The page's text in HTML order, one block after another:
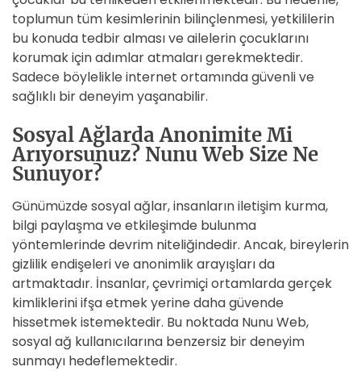
toplumun tüm kesimlerinin bilinçlenmesi, yetkililerin
bu konuda tedbir alması ve ailelerin çocuklarını
korumak için adımlar atmaları gerekmektedir.
Sadece böylelikle internet ortamında güvenli ve
sağlıklı bir deneyim yaşanabilir.
Sosyal Ağlarda Anonimite Mi
Arıyorsunuz? Nunu Web Size Ne
Sunuyor?
Günümüzde sosyal ağlar, insanların iletişim kurma,
bilgi paylaşma ve etkileşimde bulunma
yöntemlerinde devrim niteliğindedir. Ancak, bireylerin
gizlilik endişeleri ve anonimlik arayışları da
artmaktadır. İnsanlar, çevrimiçi ortamlarda gerçek
kimliklerini ifşa etmek yerine daha güvende
hissetmek istemektedir. Bu noktada Nunu Web,
sosyal ağ kullanıcılarına benzersiz bir deneyim
sunmayı hedeflemektedir.